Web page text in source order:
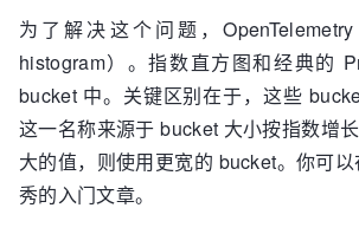
为了解决这个问题，
histogram）。指数直方图和经典的
bucket 中。关键区别在于，这些
这一名称来源于 bucket 大小按指数增
大的值，则使用更宽的 bucket。你可以
秀的入门文章。